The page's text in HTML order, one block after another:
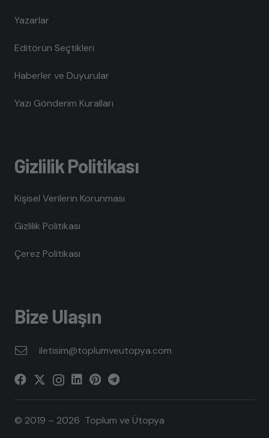
Yazarlar
Editörün Seçtikleri
Haberler ve Duyurular
Yazı Gönderim Kuralları
Gizlilik Politikası
Kişisel Verilerin Korunması
Gizlilik Politikası
Çerez Politikası
Bize Ulaşın
iletisim@toplumveutopya.com
© 2019 – 2026 Toplum ve Ütopya